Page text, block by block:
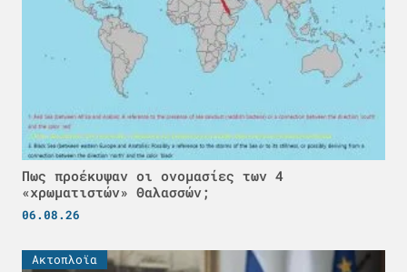
Πως προέκυψαν οι ονομασίες των 4
«χρωματιστών» Θαλασσών;
06.08.26
Ακτοπλοϊα